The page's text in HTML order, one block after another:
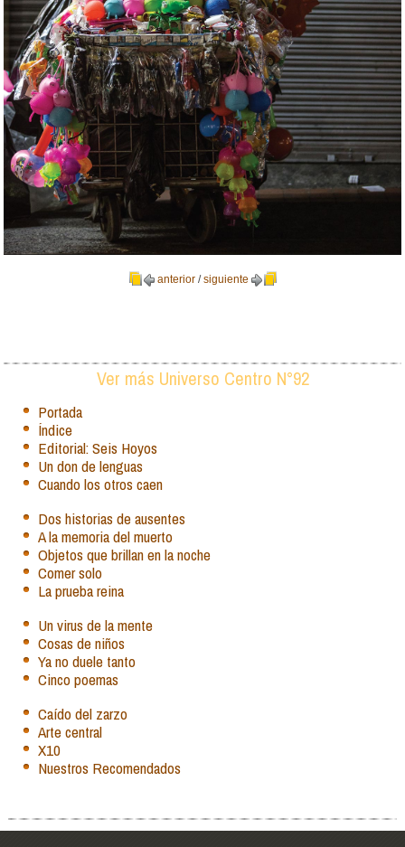
anterior/siguiente
Ver más Universo Centro N°92
Portada
Índice
Editorial: Seis Hoyos
Un don de lenguas
Cuando los otros caen
Dos historias de ausentes
A la memoria del muerto
Objetos que brillan en la noche
Comer solo
La prueba reina
Un virus de la mente
Cosas de niños
Ya no duele tanto
Cinco poemas
Caído del zarzo
Arte central
X10
Nuestros Recomendados